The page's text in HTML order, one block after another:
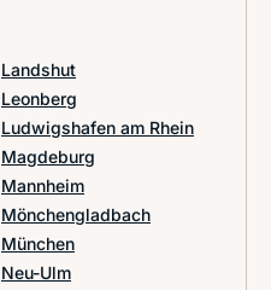
Landshut
Leonberg
Ludwigshafen am Rhein
Magdeburg
Mannheim
Mönchengladbach
München
Neu-Ulm